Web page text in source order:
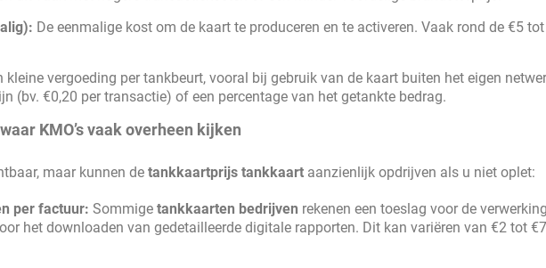
De eenmalige kost om de kaart te produceren en te activeren. Vaak rond de €5
kleine vergoeding per tankbeurt, vooral bij gebruik van de kaart buiten het eigen
(bv. €0,20 per transactie) of een percentage van het getankte bedrag.
KMO’s vaak overheen kijken
maar kunnen de tankkaartprijs tankkaart aanzienlijk opdrijven als u niet oplet:
per factuur: Sommige tankkaarten bedrijven rekenen een toeslag voor de
het downloaden van gedetailleerde digitale rapporten. Dit kan variëren van €2 tot